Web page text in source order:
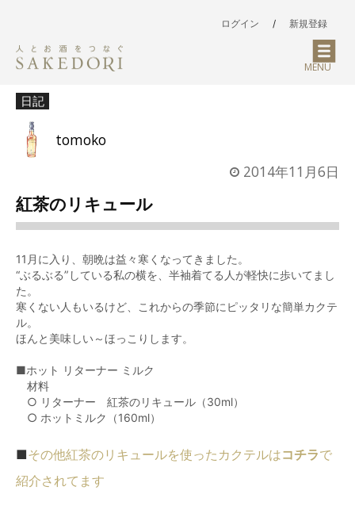
ログイン / 新規登録
MENU
日記
tomoko
2014年11月6日
紅茶のリキュール
11月に入り、朝晩は益々寒くなってきました。
“ぶるぶる” している私の横を、半袖着てる人が軽快に歩いてまし
た。
寒くない人もいるけど、これからの季節にピッタリな簡単カクテ
ル。
ほんと美味しい～ほっこりします。
■ホット リターナー ミルク
材料
○ リターナー 紅茶のリキュール（30ml）
○ ホットミルク （160ml）
■その他紅茶のリキュールを使ったカクテルはコチラで
紹介されてます